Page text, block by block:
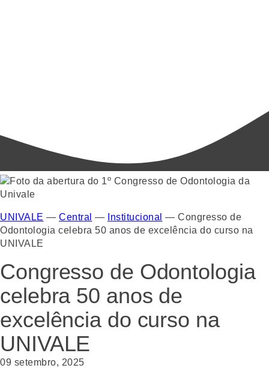
UNIVALE — Central — Institucional — Congresso de
Odontologia celebra 50 anos de excelência do curso na
UNIVALE
Congresso de Odontologia
celebra 50 anos de
excelência do curso na
UNIVALE
09 setembro, 2025